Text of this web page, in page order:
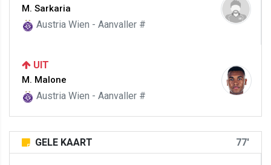
M. Sarkaria
Austria Wien - Aanvaller #
UIT
M. Malone
Austria Wien - Aanvaller #
GELE KAART 77'